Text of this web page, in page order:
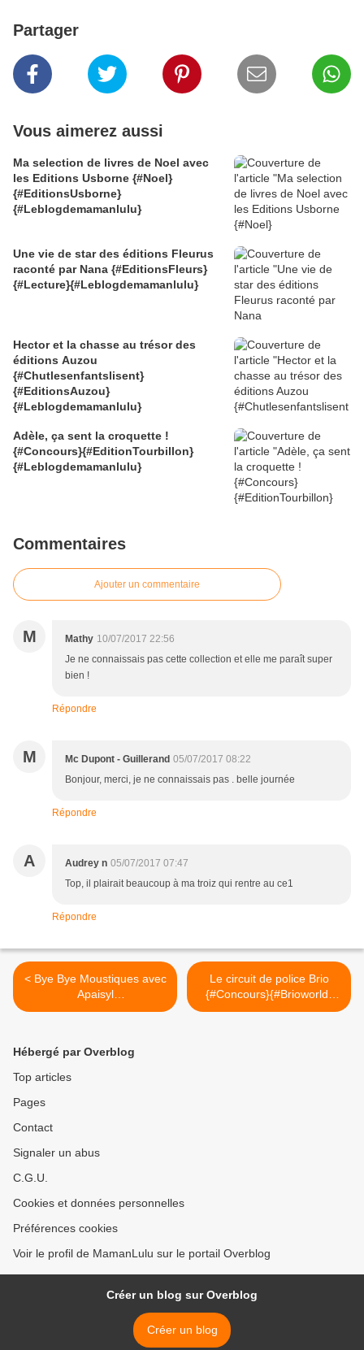
Partager
Vous aimerez aussi
Ma selection de livres de Noel avec
les Editions Usborne {#Noel}
{#EditionsUsborne}
{#Leblogdemamanlulu}
Une vie de star des éditions Fleurus
raconté par Nana {#EditionsFleurs}
{#Lecture}{#Leblogdemamanlulu}
Hector et la chasse au trésor des
éditions Auzou
{#Chutlesenfantslisent}
{#EditionsAuzou}
{#Leblogdemamanlulu}
Adèle, ça sent la croquette !
{#Concours}{#EditionTourbillon}
{#Leblogdemamanlulu}
Commentaires
Ajouter un commentaire
M Mathy 10/07/2017 22:56
Je ne connaissais pas cette collection et elle me paraît super
bien !
Répondre
M Mc Dupont - Guillerand 05/07/2017 08:22
Bonjour, merci, je ne connaissais pas . belle journée
Répondre
A Audrey n 05/07/2017 07:47
Top, il plairait beaucoup à ma troiz qui rentre au ce1
Répondre
< Bye Bye Moustiques avec
Apaisyl
{#Leblogdemamanlulu}
{#vacancesApaisyl}
Le circuit de police Brio
{#Concours}{#Brioworld}
{#Brio}
Hébergé par Overblog
Top articles
Pages
Contact
Signaler un abus
C.G.U.
Cookies et données personnelles
Préférences cookies
Voir le profil de MamanLulu sur le portail Overblog
Créer un blog sur Overblog
Créer un blog